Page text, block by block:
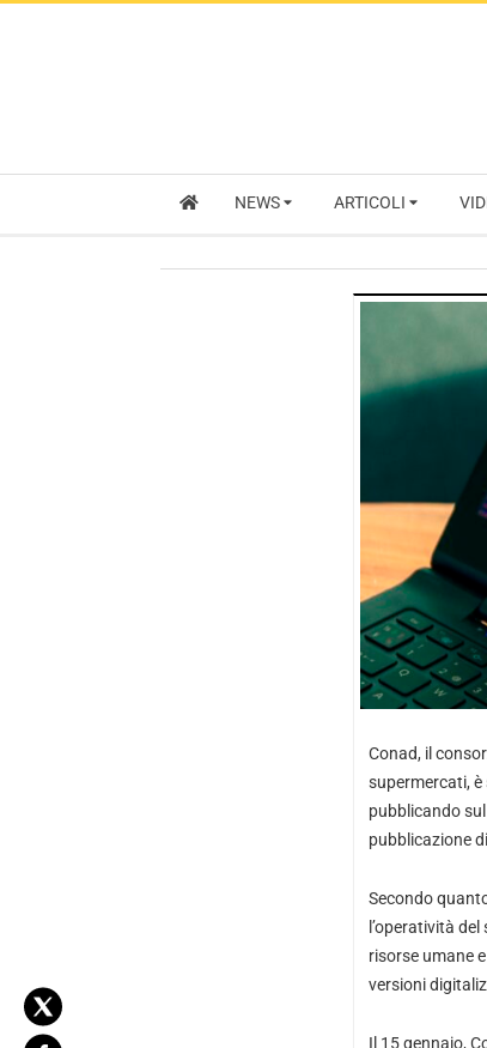
NEWS ARTICOLI
Conad, il
supermercati,
pubblicando
pubblicazione
Secondo
l’operatività
risorse umane
versioni
Il 15 gennaio,